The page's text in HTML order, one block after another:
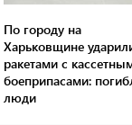
По городу на
Харьковщине
ракетами с
боеприпасами:
люди